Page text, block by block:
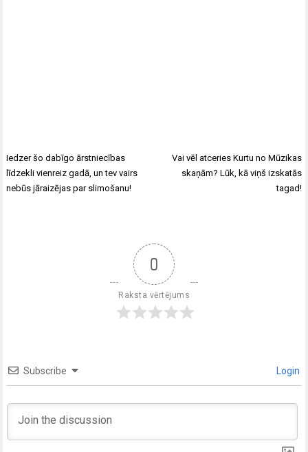
Iedzer šo dabīgo ārstniecības
līdzekli vienreiz gadā, un tev vairs
nebūs jāraizējas par slimošanu!
Vai vēl atceries Kurtu no Mūzikas
skaņām? Lūk, kā viņš izskatās
tagad!
0
Raksta vērtējums
Subscribe Login